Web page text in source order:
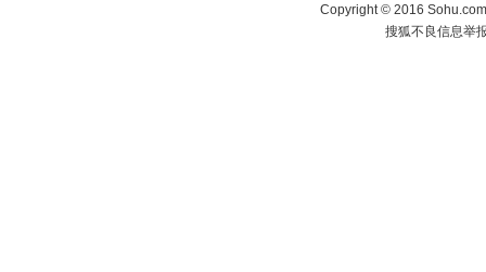
Copyright©2016
搜狐不良信息举